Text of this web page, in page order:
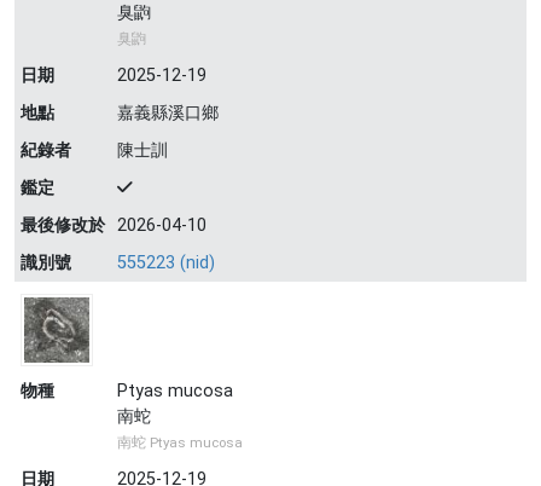
臭鼩
臭鼩
日期
2025-12-19
地點
嘉義縣溪口鄉
紀錄者
陳士訓
鑑定
最後修改於 2026-04-10
識別號
555223 (nid)
物種
Ptyas mucosa
南蛇
南蛇 Ptyas mucosa
日期 2025-12-19